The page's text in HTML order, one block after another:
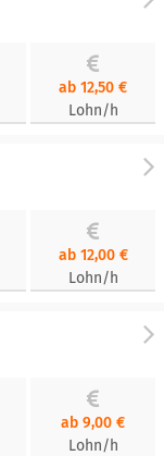
ab 12,50 €
Lohn/h
ab 12,00 €
Lohn/h
ab 9,00 €
Lohn/h